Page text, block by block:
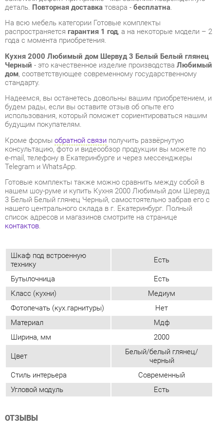
Кухня 2000 Любимый дом Шервуд 3 Белый Белый глянец
Черный
- это качественное изделие производства
дом, соответствующее современному государственному
стандарту.
Надеемся, вы останетесь довольны вашим приобретением, и
будем рады, если вы оставите отзыв об опыте его
использования, который поможет сориентироваться нашим
будущим покупателям.
Кроме формы
консультацию, фото и видеообзор продукции вы можете по
e-mail, телефону в Екатеринбурге и через мессенджеры
Telegram и WhatsApp.
Готовые комплекты также можно сравнить между собой в
3 Белый Белый глянец Черный, самостоятельно забрав его с
нашего центрального склада в г. Екатеринбург. Полный
список адресов и магазинов смотрите на странице
контактов.
Шкаф под встроенную
технику
Есть
Бутылочница
Есть
Материал
Мдф
Ширина, мм
2000
Цвет
Белый/белый глянец/
черный
Стиль интерьера
Современный
Угловой модуль
Есть
ОТЗЫВЫ
Пока нет отзывов, поделитесь первым своим мнением.
ДОБАВИТЬ ОТЗЫВ